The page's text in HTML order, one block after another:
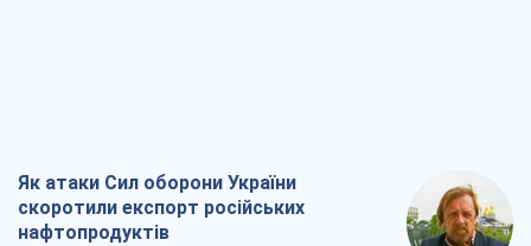
Як атаки Сил оборони України
скоротили експорт російських
нафтопродуктів